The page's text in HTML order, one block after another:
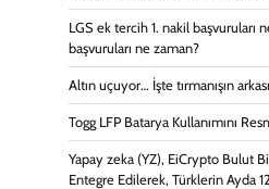
LGS ek tercih 1. nakil başvuruları
başvuruları ne zaman?
Altın uçuyor… İşte tırmanışın
Togg LFP Batarya Kullanımını
Yapay zeka (YZ), EiCrypto Bulut
Entegre Edilerek, Türklerin Ayda